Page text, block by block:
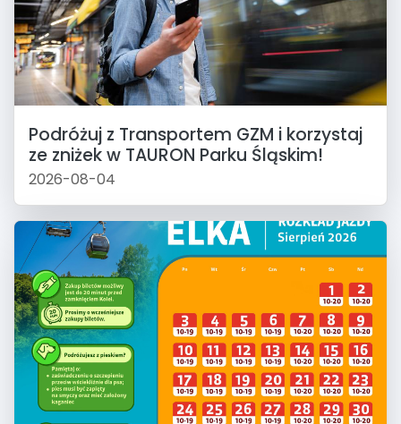
Podróżuj z Transportem GZM i korzystaj
ze zniżek w TAURON Parku Śląskim!
2026-08-04